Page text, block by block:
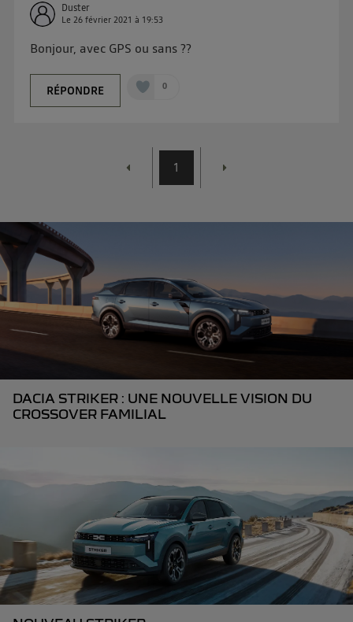
Duster
Le26 février 2021 à 19:53
Bonjour, avec GPS ou sans ??
RÉPONDRE 0
1
DACIA STRIKER : UNE NOUVELLE VISION DU
CROSSOVER FAMILIAL